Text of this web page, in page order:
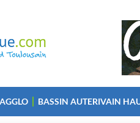
BASSIN AUTERIVAIN